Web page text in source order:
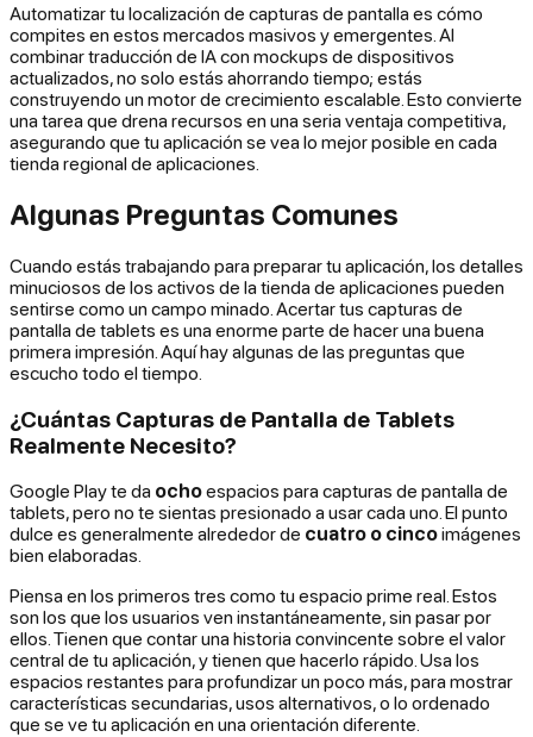
Automatizar tu localización de capturas de pantalla es cómo
compites en estos mercados masivos y emergentes. Al
combinar traducción de IA con mockups de dispositivos
actualizados, no solo estás ahorrando tiempo; estás
construyendo un motor de crecimiento escalable. Esto convierte
una tarea que drena recursos en una seria ventaja competitiva,
asegurando que tu aplicación se vea lo mejor posible en cada
tienda regional de aplicaciones.
Algunas Preguntas Comunes
Cuando estás trabajando para preparar tu aplicación, los detalles
minuciosos de los activos de la tienda de aplicaciones pueden
sentirse como un campo minado. Acertar tus capturas de
pantalla de tablets es una enorme parte de hacer una buena
primera impresión. Aquí hay algunas de las preguntas que
escucho todo el tiempo.
¿Cuántas Capturas de Pantalla de Tablets
Realmente Necesito?
Google Play te da ochoespacios para capturas de pantalla de
tablets, pero no te sientas presionado a usar cada uno. El punto
dulce es generalmente alrededor de cuatro o cincoimágenes
bien elaboradas.
Piensa en los primeros tres como tu espacio prime real. Estos
son los que los usuarios ven instantáneamente, sin pasar por
ellos. Tienen que contar una historia convincente sobre el valor
central de tu aplicación, y tienen que hacerlo rápido. Usa los
espacios restantes para profundizar un poco más, para mostrar
características secundarias, usos alternativos, o lo ordenado
que se ve tu aplicación en una orientación diferente.